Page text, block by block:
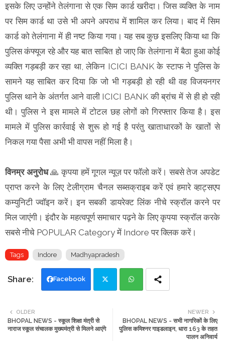
इसके लिए उन्होंने तेलंगाना से एक सिम कार्ड खरीदा। जिस व्यक्ति के नाम
पर सिम कार्ड था उसे भी अपने अपराध में शामिल कर लिया। बाद में सिम
कार्ड को तेलंगाना में ही नष्ट किया गया। यह सब कुछ इसलिए किया था कि
पुलिस कंफ्यूज रहे और यह बात साबित हो जाए कि तेलंगाना में बैठा हुआ कोई
व्यक्ति गड़बड़ी कर रहा था, लेकिन ICICI BANK के स्टाफ ने पुलिस के
सामने यह साबित कर दिया कि जो भी गड़बड़ी हो रही थी वह विजयनगर
पुलिस थाने के अंतर्गत आने वाली ICICI BANK की ब्रांच में से ही हो रही
थी। पुलिस ने इस मामले में टोटल छह लोगों को गिरफ्तार किया है। इस
मामले में पुलिस कार्रवाई से शुरू हो गई है परंतु खाताधारकों के खातों से
निकल गया पैसा अभी भी वापस नहीं मिला है।
विनम्र अनुरोध🙏 कृपया हमें गूगल न्यूज़ पर फॉलो करें। सबसे तेज अपडेट
प्राप्त करने के लिए टेलीग्राम चैनल सब्सक्राइब करें एवं हमारे व्हाट्सएप
कम्युनिटी ज्वॉइन करें। इन सबकी डायरेक्ट लिंक नीचे स्क्रॉल करने पर
मिल जाएंगी। इंदौर के महत्वपूर्ण समाचार पढ़ने के लिए कृपया स्क्रॉल करके
सबसे नीचे POPULAR Category में Indore पर क्लिक करें।
Tags Indore Madhyapradesh
Facebook
ats
NEWER
BHOPAL NEWS - सभी नागरिकों के लिए
पुलिस कमिश्नर गाइडलाइन, धारा 163 के तहत
पालन अनिवार्य
OLDER
BHOPAL NEWS - स्कूल शिक्षा मंत्री से
नाराज स्कूल संचालक मुख्यमंत्री से मिलने आएंगे